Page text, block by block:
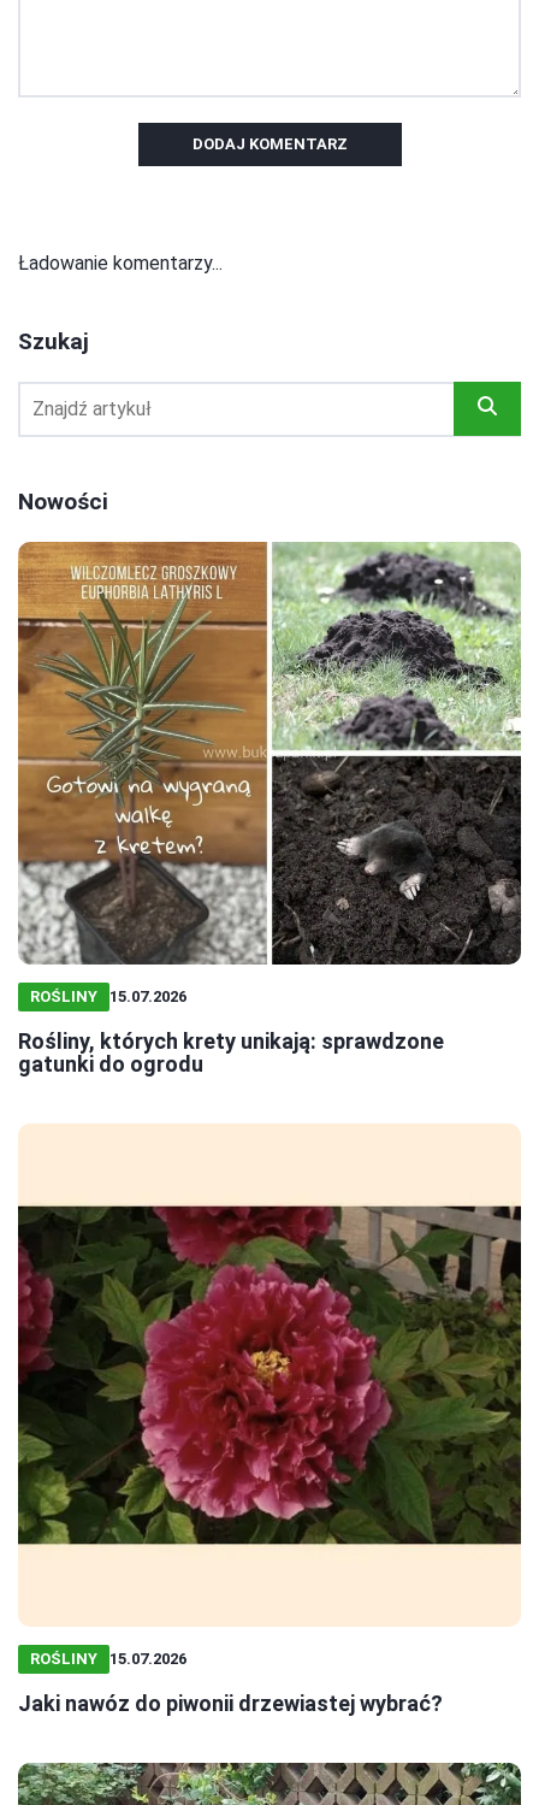
DODAJ KOMENTARZ
Ładowanie komentarzy...
Szukaj
Nowości
ROŚLINY 15.07.2026
Rośliny, których krety unikają: sprawdzone
gatunki do ogrodu
ROŚLINY 15.07.2026
Jaki nawóz do piwonii drzewiastej wybrać?